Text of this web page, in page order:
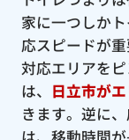
家に一つしか
応スピードが
対応エリアを
は、 日立市が
きます。逆に